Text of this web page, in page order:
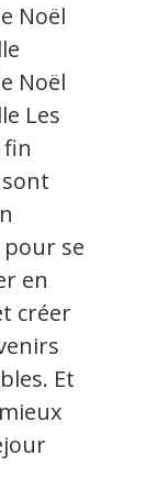
Noël
Noël
Les
sont
se
en
créer
Et